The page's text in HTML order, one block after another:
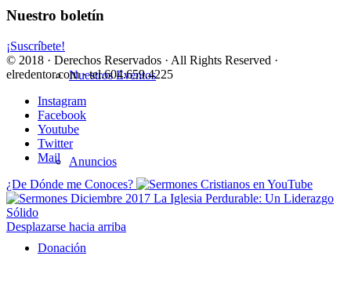
Nuestros Eventos
Anuncios
Donación
Nuestro boletín
¡Suscríbete!
© 2018 · Derechos Reservados · All Rights Reserved ·
elredentor.com · tel.604.659.4225
Instagram
Facebook
Youtube
Twitter
Mail
¿De Dónde me Conoces?
La Iglesia Perdurable: Un Liderazgo
Sólido
Desplazarse hacia arriba